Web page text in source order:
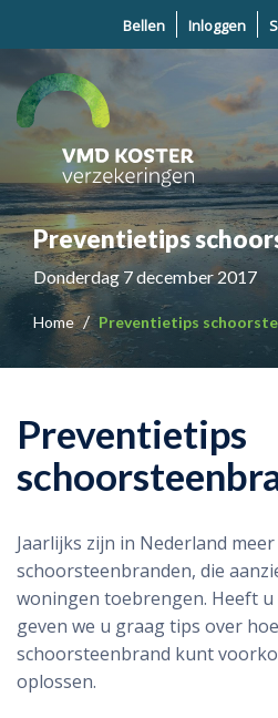
Bellen Inloggen
Preventietips
Donderdag 7 december 2017
Home Preventietips
Preventietips
Jaarlijks zijn in Nederland meer
schoorsteenbranden, die
woningen toebrengen. Heeft u
geven we u graag tips over
schoorsteenbrand kunt
oplossen.